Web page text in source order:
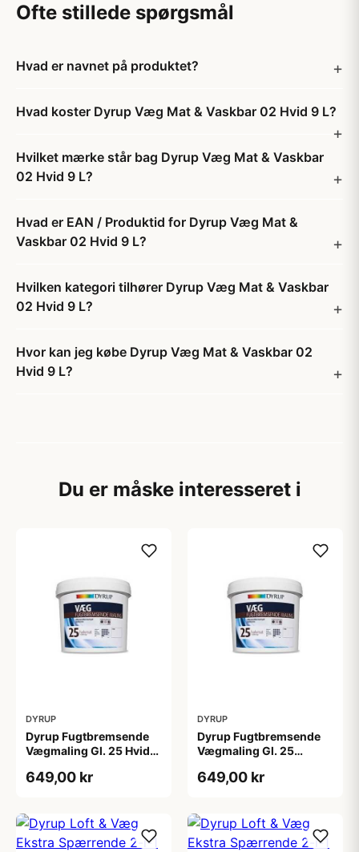
Ofte stillede spørgsmål
Hvad er navnet på produktet?
Hvad koster Dyrup Væg Mat & Vaskbar 02 Hvid 9 L?
Hvilket mærke står bag Dyrup Væg Mat & Vaskbar
02 Hvid 9 L?
Hvad er EAN / Produktid for Dyrup Væg Mat &
Vaskbar 02 Hvid 9 L?
Hvilken kategori tilhører Dyrup Væg Mat & Vaskbar
02 Hvid 9 L?
Hvor kan jeg købe Dyrup Væg Mat & Vaskbar 02
Hvid 9 L?
Du er måske interesseret i
DYRUP
Dyrup Fugtbremsende
Vægmaling Gl. 25 Hvid
649,00 kr
DYRUP
Dyrup Fugtbremsende
Vægmaling Gl. 25
649,00 kr